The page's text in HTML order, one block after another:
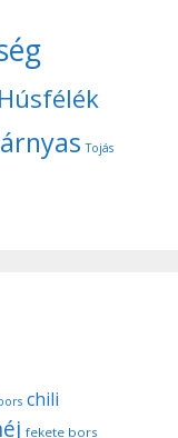
Húsfélék
Tojás
chili
fekete bors